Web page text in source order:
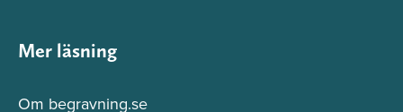
Mer läsning
Om begravning.se